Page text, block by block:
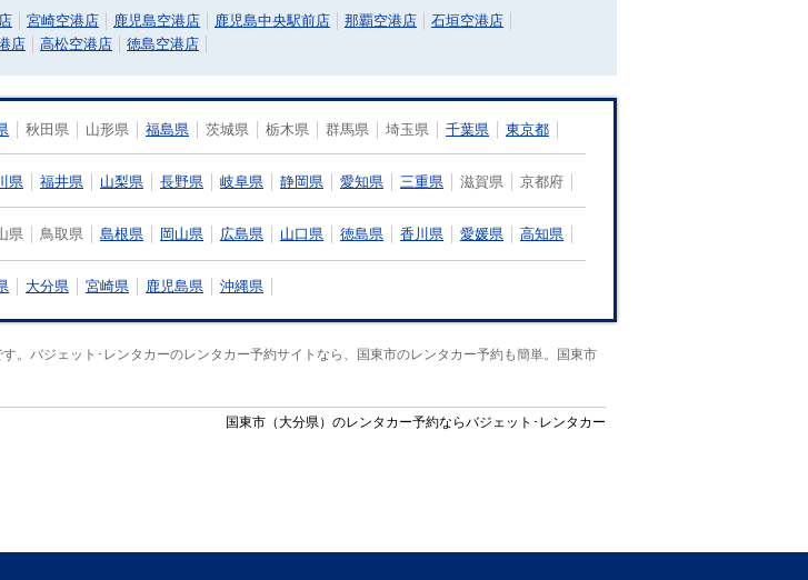
宮崎空港店 鹿児島空港店 鹿児島中央駅前店 那覇空港店
石垣空港店
店 高松空港店 徳島空港店
秋田県 山形県 福島県 茨城県 栃木県 群馬県 埼玉県 千葉県 東京都
県 福井県 山梨県 長野県 岐阜県 静岡県 愛知県 三重県 滋賀県 京都府
県 鳥取県 島根県 岡山県 広島県 山口県 徳島県 香川県 愛媛県 高知県
大分県 宮崎県 鹿児島県 沖縄県
。バジェット･レンタカーのレンタカー予約サイトなら、国東市のレンタカー予約も簡単。国東市
国東市（大分県）のレンタカー予約ならバジェット･レンタカー